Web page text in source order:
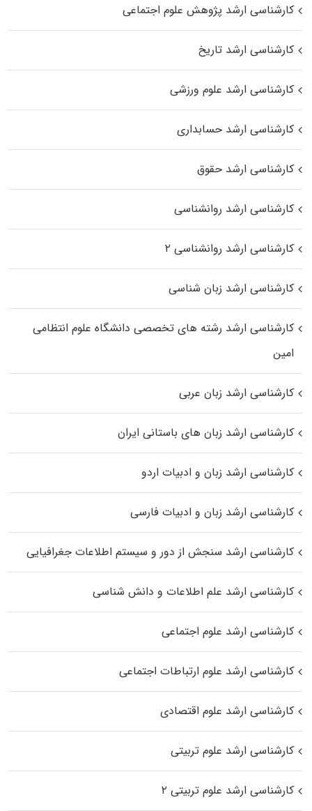
کارشناسی ارشد پژوهش علوم اجتماعی
کارشناسی ارشد تاریخ
کارشناسی ارشد علوم ورزشی
کارشناسی ارشد حسابداری
کارشناسی ارشد حقوق
کارشناسی ارشد روانشناسی
کارشناسی ارشد روانشناسی ۲
کارشناسی ارشد زبان شناسی
کارشناسی ارشد رﺷﺘﻪ ﻫﺎی تخصصی داﻧﺸﮕﺎه ﻋﻠﻮم انتظامی
اﻣﻴﻦ
کارشناسی ارشد زبان عربی
کارشناسی ارشد زبان‌ های باستانی ایران
کارشناسی ارشد زبان و ادبیات اردو
کارشناسی ارشد زبان و ادبیات فارسی
کارشناسی ارشد سنجش از دور و سیستم اطلاعات جغرافیایی
کارشناسی ارشد علم اطلاعات و دانش شناسی
کارشناسی ارشد علوم اجتماعی
کارشناسی ارشد علوم ارتباطات اجتماعی
کارشناسی ارشد علوم اقتصادی
کارشناسی ارشد علوم تربیتی
کارشناسی ارشد علوم تربیتی ۲